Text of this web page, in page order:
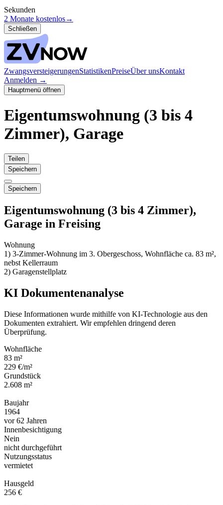
Sekunden
2 Monate kostenlos→
Schließen
ZwangsversteigerungenStatistikenPreiseÜber unsKontakt
Anmelden →
Hauptmenü öffnen
Eigentumswohnung (3 bis 4
Zimmer), Garage
Teilen
Speichern
Speichern
Eigentumswohnung (3 bis 4 Zimmer),
Garage in Freising
Wohnung
1) 3-Zimmer-Wohnung im 3. Obergeschoss, Wohnfläche ca. 83 m²,
nebst Kellerraum
2) Garagenstellplatz
KI Dokumentenanalyse
Diese Informationen wurde mithilfe von KI-Technologie aus den
Dokumenten extrahiert. Wir empfehlen dringend deren
Überprüfung.
Wohnfläche
83 m²
229 €/m²
Grundstück
2.608 m²
Baujahr
1964
vor 62 Jahren
Innenbesichtigung
Nein
nicht durchgeführt
Nutzungsstatus
vermietet
Hausgeld
256 €